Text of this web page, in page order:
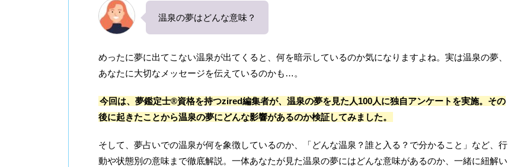
温泉の夢はどんな意味？
めったに夢に出てこない温泉が出てくると、何を暗示しているのか気になりますよね。実は温泉の夢、
あなたに大切なメッセージを伝えているのかも…。
今回は、夢鑑定士®資格を持つzired編集者が、温泉の夢を見た人100人に独自アンケートを実施。その
後に起きたことから温泉の夢にどんな影響があるのか検証してみました。
そして、夢占いでの温泉が何を象徴しているのか、「どんな温泉？誰と入る？で分かること」など、行
動や状態別の意味まで徹底解説。一体あなたが見た温泉の夢にはどんな意味があるのか、一緒に紐解い